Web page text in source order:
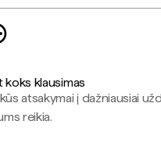
koks klausimas
atsakymai į dažniausiai
reikia.